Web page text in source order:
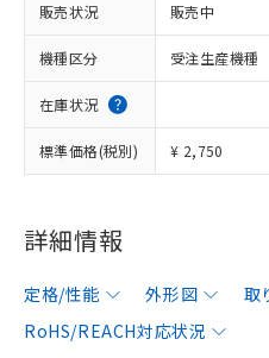
販売状況 販売中
機種区分 受注生産機種
在庫状況
標準価格(税別) ¥ 2,750
詳細情報
定格/性能 外形図 取
RoHS/REACH対応状況